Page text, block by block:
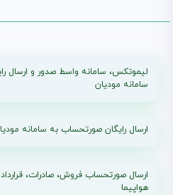
لیموتکس، سامانه واسط صدور و ارسال
سامانه مودیان
ارسال رایگان صورتحساب به سامانه
ارسال صورتحساب فروش، صادرات، قرارداد
هواپیما